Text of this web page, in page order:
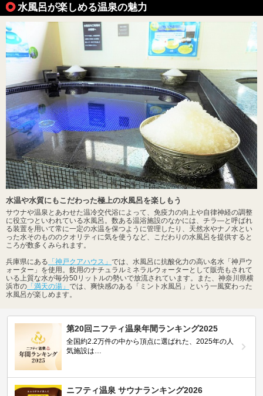
水風呂が楽しめる温泉の魅力
水温や水質にもこだわった極上の水風呂を楽しもう
サウナや温泉とあわせた温冷交代浴によって、免疫力の向上や自律神経の調整
に役立つといわれている水風呂。数ある温浴施設のなかには、チラ―と呼ばれ
る装置を用いて常に一定の水温を保つように管理したり、天然水やナノ水とい
った水そのもののクオリティに気を使うなど、こだわりの水風呂を提供すると
ころが数多くみられます。
兵庫県にある 「神戸クアハウス」 では、水風呂に抗酸化力の高い名水「神戸ウ
ォーター」を使用。飲用のナチュラルミネラルウォーターとして販売もされて
いる上質な水が毎分50リットルの勢いで放流されています。また、神奈川県横
浜市の 「満天の湯」 では、爽快感のある「ミント水風呂」という一風変わった
水風呂が楽しめます。
第20回ニフティ温泉年間ランキング2025
全国約2.2万件の中から頂点に選ばれた、2025年の人
気施設は…
ニフティ温泉 サウナランキング2026